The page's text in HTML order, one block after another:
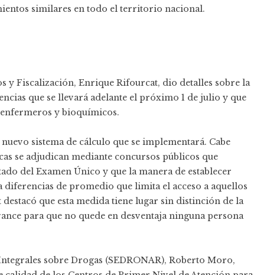
similares en todo el territorio nacional.
y Fiscalización, Enrique Rifourcat, dio detalles sobre la
que se llevará adelante el próximo 1 de julio y que
y bioquímicos.
sistema de cálculo que se implementará. Cabe
se adjudican mediante concursos públicos que
del Examen Único y que la manera de establecer
de promedio que limita el acceso a aquellos
que esta medida tiene lugar sin distinción de la
para que no quede en desventaja ninguna persona
sobre Drogas (SEDRONAR), Roberto Moro,